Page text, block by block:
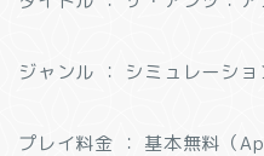
ジャンル ： シミュレーショ
プレイ料金 ： 基本無料（